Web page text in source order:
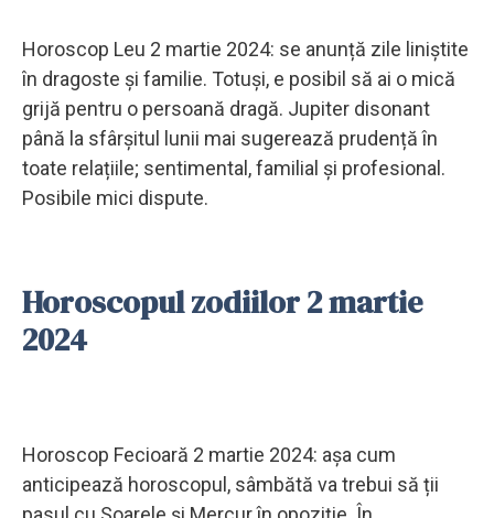
Horoscop Leu 2 martie 2024: se anunță zile liniștite
în dragoste și familie. Totuși, e posibil să ai o mică
grijă pentru o persoană dragă. Jupiter disonant
până la sfârșitul lunii mai sugerează prudență în
toate relațiile; sentimental, familial și profesional.
Posibile mici dispute.
Horoscopul zodiilor 2 martie
2024
Horoscop Fecioară 2 martie 2024: așa cum
anticipează horoscopul, sâmbătă va trebui să ții